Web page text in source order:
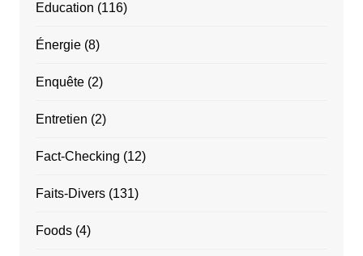
Education (116)
Énergie(8)
Enquête(2)
Entretien (2)
Fact-Checking (12)
Faits-Divers(131)
Foods(4)